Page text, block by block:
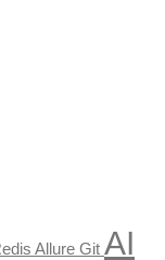
Allure Git AI